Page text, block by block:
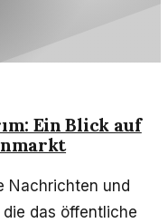
Ein Blick auf
Nachrichten und
das öffentliche